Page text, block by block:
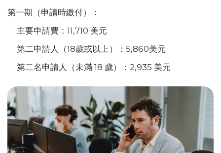
第一期（申請時繳付）：
主要申請費：11,710 美元
第二申請人（18歲或以上）：5,860美元
第二名申請人（未滿 18 歲）：2,935 美元